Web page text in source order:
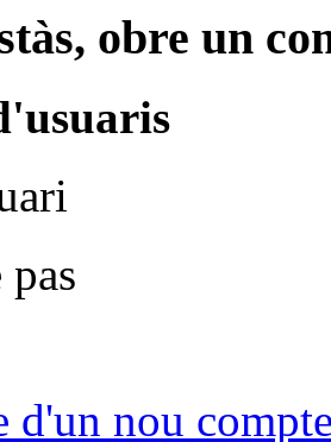
obre un
pas
d'un nou